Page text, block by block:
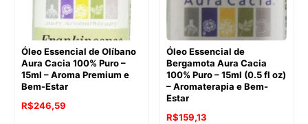
Óleo Essencial de Olíbano
Aura Cacia 100% Puro –
15ml – Aroma Premium e
Bem-Estar
O
R$246,59
Óleo Essencial de
Bergamota Aura Cacia
100% Puro – 15ml (0.5 fl oz)
– Aromaterapia e Bem-
Estar
O
R$159,13